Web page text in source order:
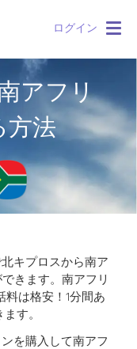
ログイン
アフリ
方法
キプロスから南ア
きます。 南アフリ
料は格安！1分間あ
す。
を購入して南アフ